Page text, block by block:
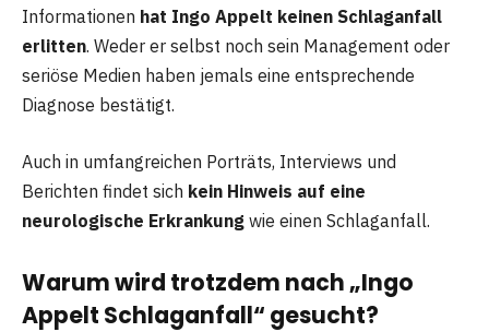
Informationen hat Ingo Appelt keinen Schlaganfall
erlitten. Weder er selbst noch sein Management oder
seriöse Medien haben jemals eine entsprechende
Diagnose bestätigt.
Auch in umfangreichen Porträts, Interviews und
Berichten findet sich kein Hinweis auf eine
neurologische Erkrankung wie einen Schlaganfall.
Warum wird trotzdem nach „Ingo
Appelt Schlaganfall“ gesucht?